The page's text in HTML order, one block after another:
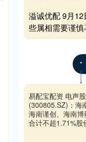
溢诚优配 9月
些属相需要谨慎
易配宝配资 电声
(300805.SZ)：海
海南谨创、海南
合计不超1.71%股